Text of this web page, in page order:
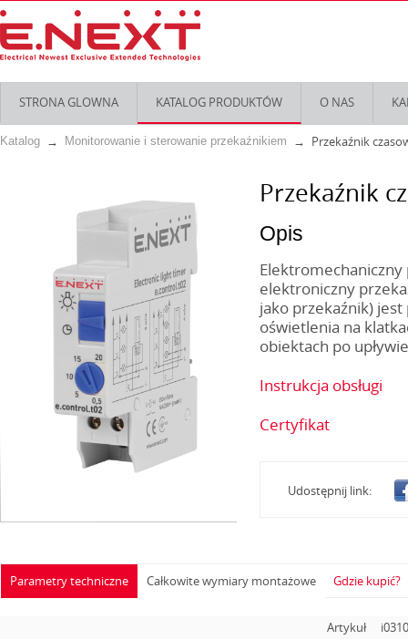
STRONA GLOWNA KATALOG PRODUKTÓW O NAS
Katalog Monitorowanie i sterowanie przekaźnikiem Przekaźnik
Przekaźnik
Opis
elektroniczny
jako przekaźnik) jest
oświetlenia na
obiektach po
Instrukcja obsługi
Certyfikat
Udostępnij link:
Parametry techniczne
Artykuł
Całkowite wymiary montażowe Gdzie kupić?